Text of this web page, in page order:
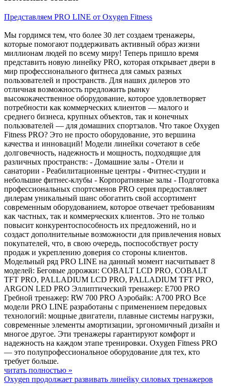
Представляем PRO LINE от Oxygen Fitness
Мы гордимся тем, что более 30 лет создаем тренажеры,
которые помогают поддерживать активный образ жизни
миллионам людей по всему миру! Теперь пришло время
представить новую линейку PRO, которая открывает двери в
мир профессионального фитнеса для самых разных
пользователей и пространств. Для наших дилеров это
отличная возможность предложить рынку
высококачественное оборудование, которое удовлетворяет
потребности как коммерческих клиентов — малого и
среднего бизнеса, крупных объектов, так и конечных
пользователей — для домашних спортзалов. Что такое Oxygen
Fitness PRO? Это не просто оборудование, это вершина
качества и инноваций! Модели линейки сочетают в себе
долговечность, надежность и мощность, подходящие для
различных пространств: - Домашние залы - Отели и
санатории - Реабилитационные центры - Фитнес-студии и
небольшие фитнес-клубы - Корпоративные залы - Подготовка
профессиональных спортсменов PRO серия предоставляет
дилерам уникальный шанс обогатить свой ассортимент
современным оборудованием, которое отвечает требованиям
как частных, так и коммерческих клиентов. Это не только
повысит конкурентоспособность их предложений, но и
создаст дополнительные возможности для привлечения новых
покупателей, что, в свою очередь, поспособствует росту
продаж и укреплению доверия со стороны клиентов.
Модельный ряд PRO LINE на данный момент насчитывает 8
моделей: Беговые дорожки: COBALT LCD PRO, COBALT
TFT PRO, PALLADIUM LCD PRO, PALLADIUM TFT PRO,
ARGON LED PRO Эллиптический тренажер: E700 PRO
Гребной тренажер: RW 700 PRO Аэробайк: A700 PRO Все
модели PRO LINE разработаны с применением передовых
технологий: мощные двигатели, плавные системы нагрузки,
современные элементы амортизации, эргономичный дизайн и
многое другое. Эти тренажеры гарантируют комфорт и
надежность на каждом этапе тренировки. Oxygen Fitness PRO
— это полупрофессиональное оборудование для тех, кто
требует больше.
читать полностью »
Oxygen продолжает развивать линейку силовых тренажеров